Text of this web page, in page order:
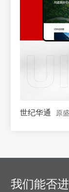
世纪华通 原
我们能否